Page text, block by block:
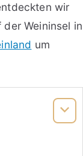
wir
Weininsel in
um